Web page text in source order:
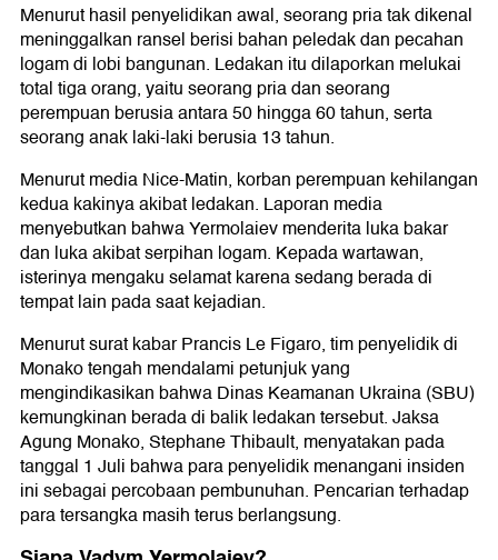
Menurut hasil penyelidikan awal, seorang pria tak dikenal
meninggalkan ransel berisi bahan peledak dan pecahan
logam di lobi bangunan. Ledakan itu dilaporkan melukai
total tiga orang, yaitu seorang pria dan seorang
perempuan berusia antara 50 hingga 60 tahun, serta
seorang anak laki-laki berusia 13 tahun.
Menurut media Nice-Matin, korban perempuan kehilangan
kedua kakinya akibat ledakan. Laporan media
menyebutkan bahwa Yermolaiev menderita luka bakar
dan luka akibat serpihan logam. Kepada wartawan,
isterinya mengaku selamat karena sedang berada di
tempat lain pada saat kejadian.
Menurut surat kabar Prancis Le Figaro, tim penyelidik di
Monako tengah mendalami petunjuk yang
mengindikasikan bahwa Dinas Keamanan Ukraina (SBU)
kemungkinan berada di balik ledakan tersebut. Jaksa
Agung Monako, Stephane Thibault, menyatakan pada
tanggal 1 Juli bahwa para penyelidik menangani insiden
ini sebagai percobaan pembunuhan. Pencarian terhadap
para tersangka masih terus berlangsung.